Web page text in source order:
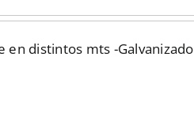
en distintos mts -Galvanizado